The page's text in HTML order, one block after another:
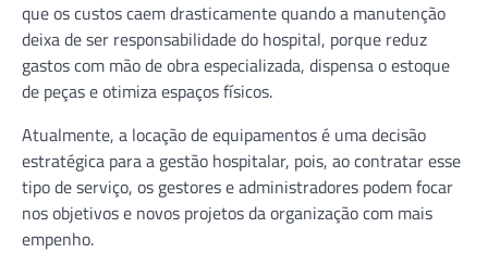
que os custos caem drasticamente quando a manutenção
deixa de ser responsabilidade do hospital, porque reduz
gastos com mão de obra especializada, dispensa o estoque
de peças e otimiza espaços físicos.
Atualmente, a locação de equipamentos é uma decisão
estratégica para a gestão hospitalar, pois, ao contratar esse
tipo de serviço, os gestores e administradores podem focar
nos objetivos e novos projetos da organização com mais
empenho.